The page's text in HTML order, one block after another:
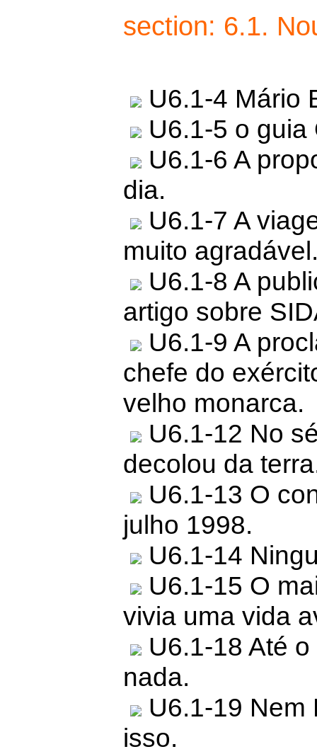
section: 6.1.
U6.1-4 Mário
U6.1-5 o
U6.1-6 A
dia.
U6.1-7 A
muito
U6.1-8 A
artigo sobre
U6.1-9 A
chefe do
velho monarca.
U6.1-12 No
decolou da
U6.1-13 O
julho 1998.
U6.1-14
U6.1-15 O
vivia uma vida
U6.1-18 Até
nada.
U6.1-19 Nem
isso.